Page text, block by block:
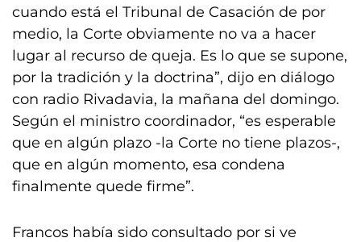
cuando está el Tribunal de Casación de por
medio, la Corte obviamente no va a hacer
lugar al recurso de queja. Es lo que se supone,
por la tradición y la doctrina”, dijo en diálogo
con radio Rivadavia, la mañana del domingo.
Según el ministro coordinador, “es esperable
que en algún plazo -la Corte no tiene plazos-,
que en algún momento, esa condena
finalmente quede firme”.
Francos había sido consultado por si ve